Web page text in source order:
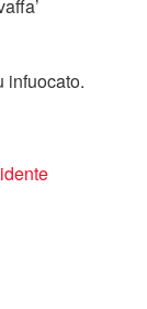
infuocato.